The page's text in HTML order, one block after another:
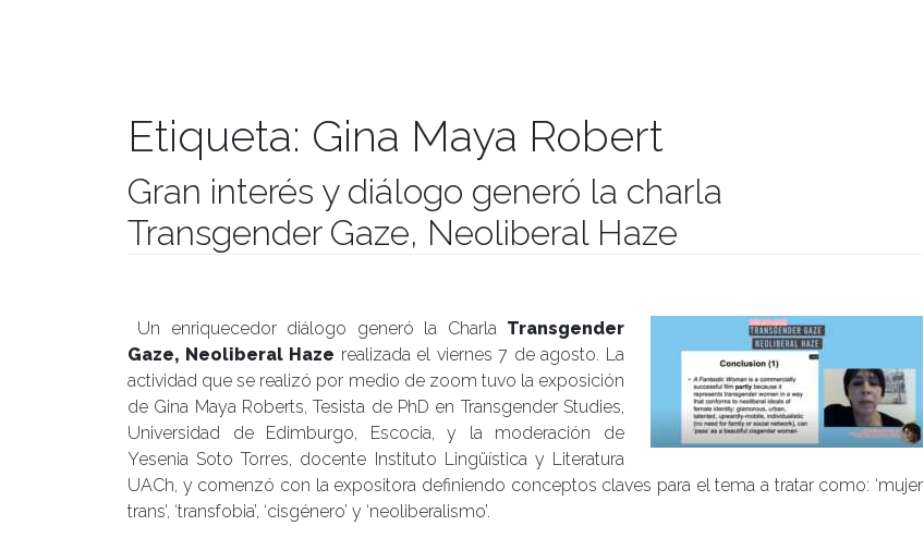
Etiqueta: Gina Maya Robert
Gran interés y diálogo generó la charla
Transgender Gaze, Neoliberal Haze
Un enriquecedor diálogo generó la Charla Transgender
Gaze, Neoliberal Haze realizada el viernes 7 de agosto. La
actividad que se realizó por medio de zoom tuvo la exposición
de Gina Maya Roberts, Tesista de PhD en Transgender Studies,
Universidad de Edimburgo, Escocia, y la moderación de
Yesenia Soto Torres, docente Instituto Lingüística y Literatura
UACh, y comenzó con la expositora definiendo conceptos claves para el tema a tratar como: ‘mujer
trans’, ‘transfobia’, ‘cisgénero’ y ‘neoliberalismo’.